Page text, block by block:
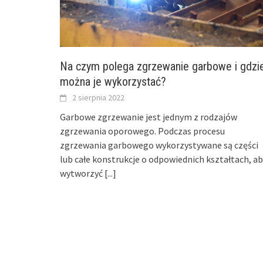
Na czym polega zgrzewanie garbowe i
można je wykorzystać?
2 sierpnia 2022
Garbowe zgrzewanie jest jednym z rodzajów
zgrzewania oporowego. Podczas procesu
zgrzewania garbowego wykorzystywane są części
lub całe konstrukcje o odpowiednich kształtach,
wytworzyć [...]